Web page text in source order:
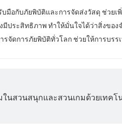
มือกับภัยพิบัติและการจัดส่งวัสดุ ช่ว
ประสิทธิภาพ ทำให้มั่นใจได้ว่าสิ่งขอ
รจัดการภัยพิบัติทั่วโลก ช่วยให้การบร
นสวนสนุกและสวนเกมด้วยเทคโ